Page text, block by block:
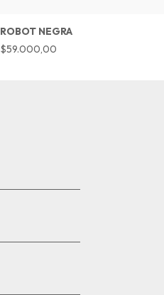
ROBOT NEGRA
$59.000,00